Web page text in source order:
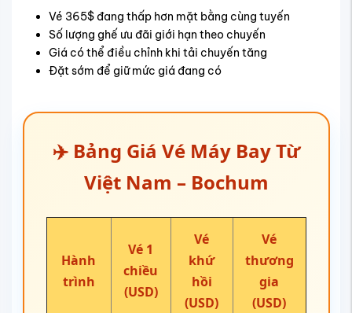
Vé 365$ đang thấp hơn mặt bằng cùng tuyến
Số lượng ghế ưu đãi giới hạn theo chuyến
Giá có thể điều chỉnh khi tải chuyến tăng
Đặt sớm để giữ mức giá đang có
✈️ Bảng Giá Vé Máy Bay Từ
Việt Nam – Bochum
Hành
trình
Vé 1
chiều
(USD)
Vé
khứ
hồi
(USD)
Vé
thương
gia
(USD)